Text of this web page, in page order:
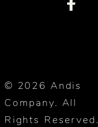
© 2026 Andis
Company. All
Rights Reserved.